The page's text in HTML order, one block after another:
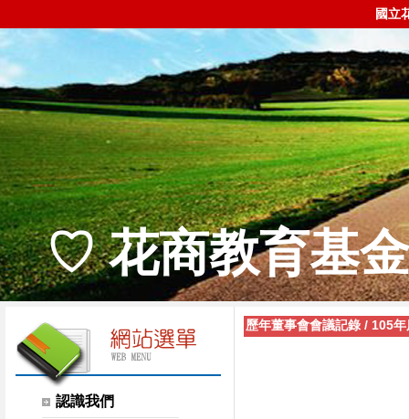
國立
♡ 花商教育基
認識我們
歷年董事會會議記錄 / 105